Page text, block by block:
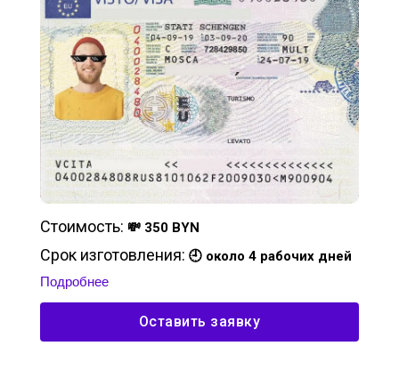
Стоимость: 💸 350 BYN
Срок изготовления: 🕘 около 4 рабочих дней
Подробнее
Оставить заявку